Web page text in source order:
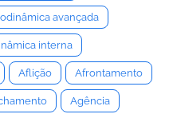
avançada
interna
Aflição Afrontamento
Agência